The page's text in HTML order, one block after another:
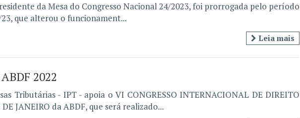
da Mesa do Congresso Nacional 24/2023, foi prorrogada pelo período
23, que alterou o funcionament...
Leia mais
2022
Tributárias - IPT - apoia o VI CONGRESSO INTERNACIONAL DE DIREITO
JANEIRO da ABDF, que será realizado...